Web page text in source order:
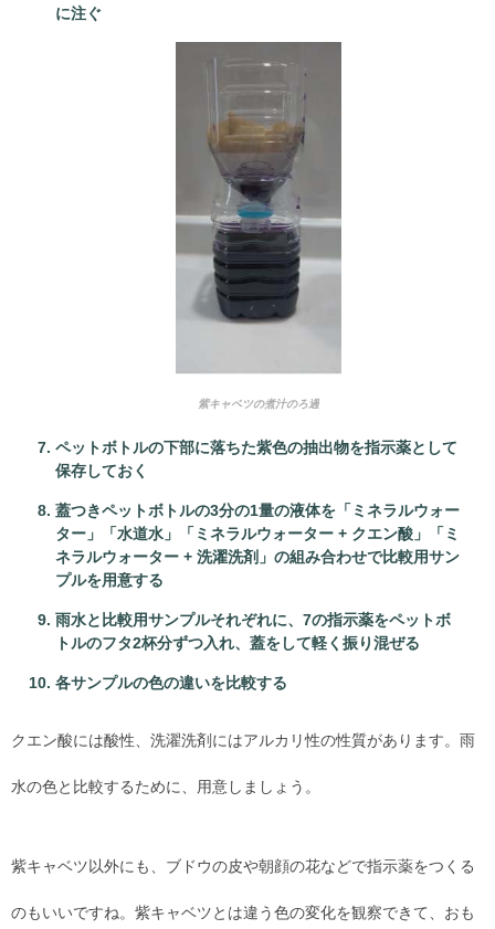
に注ぐ
紫キャベツの煮汁のろ過
ペットボトルの下部に落ちた紫色の抽出物を指示薬として
保存しておく
蓋つきペットボトルの3分の1量の液体を「ミネラルウォー
ター」「水道水」「ミネラルウォーター + クエン酸」「ミ
ネラルウォーター + 洗濯洗剤」の組み合わせで比較用サン
プルを用意する
雨水と比較用サンプルそれぞれに、7の指示薬をペットボ
トルのフタ2杯分ずつ入れ、蓋をして軽く振り混ぜる
各サンプルの色の違いを比較する
クエン酸には酸性、洗濯洗剤にはアルカリ性の性質があります。雨
水の色と比較するために、用意しましょう。
紫キャベツ以外にも、ブドウの皮や朝顔の花などで指示薬をつくる
のもいいですね。紫キャベツとは違う色の変化を観察できて、おも